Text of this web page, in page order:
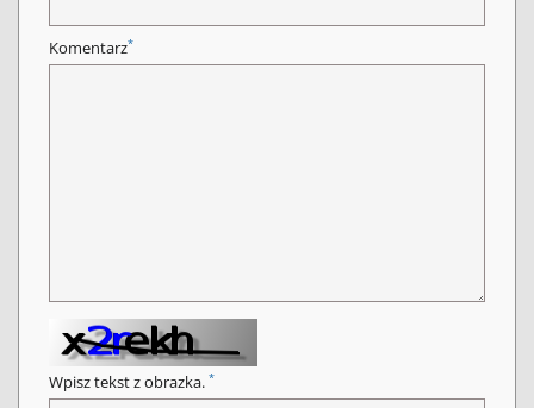
Komentarz*
Wpisz tekst z obrazka. *